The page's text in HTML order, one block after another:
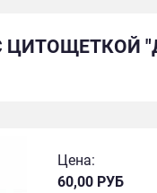
ЦИТОЩЕТКОЙ
Цена:
60,00 РУБ